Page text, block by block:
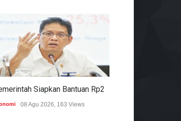
08 Agu 2026, 163 Views